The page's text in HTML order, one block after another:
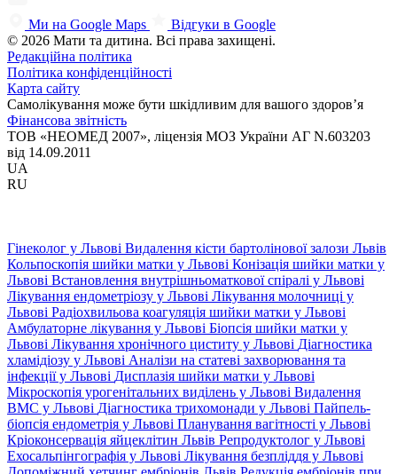
Ми на Google Maps
Відгуки в Google
© 2026 Мати та дитина. Всі права захищені.
Редакційна політика
Політика конфіденційності
Карта сайту
Самолікування може бути шкідливим для вашого здоров’я
Фінансова звітність
ТОВ «НЕОМЕД 2007», ліцензія МОЗ України АГ N.603203
від 14.09.2011
UA
RU
Гінеколог у Львові Видалення кісти бартолінової залози Львів
Кольпоскопія шийки матки у Львові Конізація шийки матки у
Львові Встановлення внутрішньоматкової спіралі у Львові
Лікування ендометріозу у Львові Лікування молочниці у
Львові Радіохвильова коагуляція шийки матки у Львові
Амбулаторне лікування у Львові Біопсія шийки матки у
Львові Лікування хронічного циститу у Львові Діагностика
хламідіозу у Львові Аналізи на статеві захворювання та
інфекції у Львові Дисплазія шийки матки у Львові
Мікроскопія урогенітальних виділень у Львові Видалення
ВМС у Львові Діагностика трихомонади у Львові Пайпель-
біопсія ендометрія у Львові Планування вагітності у Львові
Кріоконсервація яйцеклітин Львів Репродуктолог у Львові
Ехосальпінгографія у Львові Лікування безпліддя у Львові